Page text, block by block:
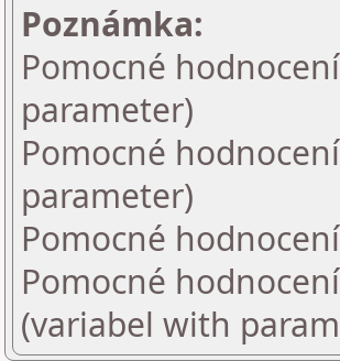
Poznámka:
Pomocné
parameter)
Pomocné
parameter)
Pomocné
Pomocné
(variabel with